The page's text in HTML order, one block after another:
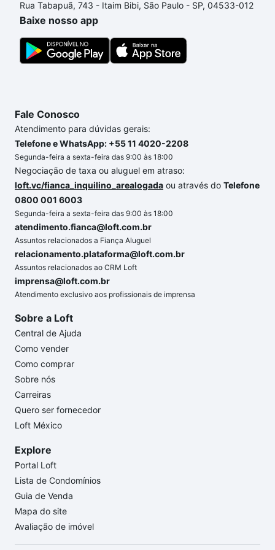
um apartamento
e conte com a gente para comprar
o imóvel dos seus sonhos com segurança e
conforto. Loft, com você até as chaves.
Rua Tabapuã, 743 - Itaim Bibi, São Paulo - SP, 04533-012
Baixe nosso app
Fale Conosco
Atendimento para dúvidas gerais:
Telefone e WhatsApp: +55 11 4020-2208
Segunda-feira a sexta-feira das 9:00 às 18:00
Negociação de taxa ou aluguel em atraso:
loft.vc/fianca_inquilino_arealogada ou através do Telefone
0800 001 6003
Segunda-feira a sexta-feira das 9:00 às 18:00
atendimento.fianca@loft.com.br
Assuntos relacionados a Fiança Aluguel
relacionamento.plataforma@loft.com.br
Assuntos relacionados ao CRM Loft
imprensa@loft.com.br
Atendimento exclusivo aos profissionais de imprensa
Sobre a Loft
Central de Ajuda
Como vender
Como comprar
Sobre nós
Carreiras
Quero ser fornecedor
Loft México
Explore
Portal Loft
Lista de Condomínios
Guia de Venda
Mapa do site
Avaliação de imóvel